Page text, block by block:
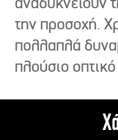
την προσοχή.
πολλαπλά
πλούσιο